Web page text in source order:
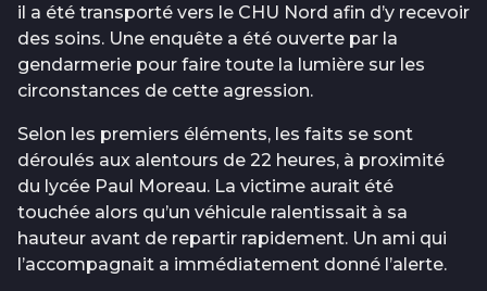
il a été transporté vers le CHU Nord afin d’y recevoir
des soins. Une enquête a été ouverte par la
gendarmerie pour faire toute la lumière sur les
circonstances de cette agression.
Selon les premiers éléments, les faits se sont
déroulés aux alentours de 22 heures, à proximité
du lycée Paul Moreau. La victime aurait été
touchée alors qu’un véhicule ralentissait à sa
hauteur avant de repartir rapidement. Un ami qui
l’accompagnait a immédiatement donné l’alerte.